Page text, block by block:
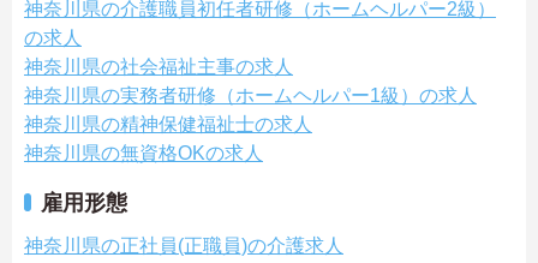
神奈川県の介護職員初任者研修（ホームヘルパー2級）
の求人
神奈川県の社会福祉主事の求人
神奈川県の実務者研修（ホームヘルパー1級）の求人
神奈川県の精神保健福祉士の求人
神奈川県の無資格OKの求人
雇用形態
神奈川県の正社員(正職員)の介護求人